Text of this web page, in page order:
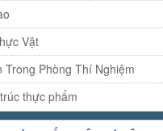
Vật
Trong Phòng Thí Nghiệm
thực phẩm